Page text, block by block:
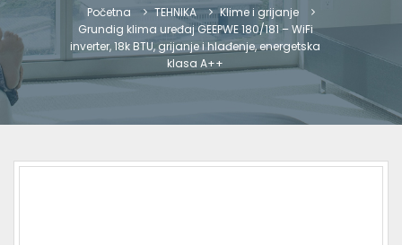
Početna TEHNIKA
Klime i grijanje
Grundig klima uređaj GEEPWE 180/181 – WiFi
inverter, 18k BTU, grijanje i hlađenje, energetska
klasa A++